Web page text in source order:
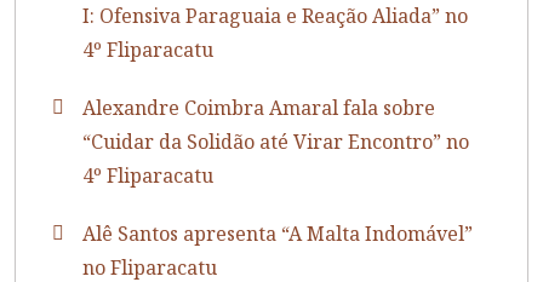
I: Ofensiva Paraguaia e Reação Aliada” no
4º Fliparacatu
Alexandre Coimbra Amaral fala sobre
“Cuidar da Solidão até Virar Encontro” no
4º Fliparacatu
Alê Santos apresenta “A Malta Indomável”
no Fliparacatu